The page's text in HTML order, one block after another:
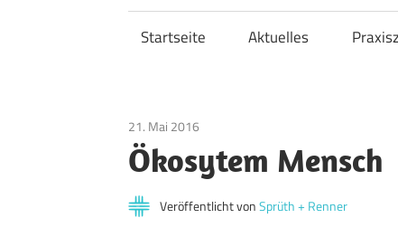
Startseite Aktuelles
21. Mai 2016
Ökosytem Mensch
Veröffentlicht vonSprüth + Renner